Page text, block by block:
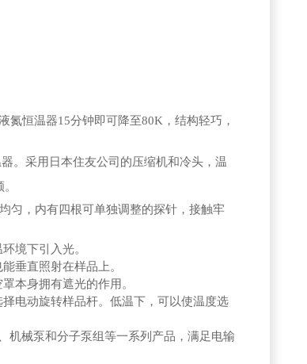
氮恒温器15分钟即可降至80K，结构轻巧，
。采用日本住友公司的压缩机和冷头，温
匀，内有四根可单独调整的探针，接触牢
境下引入光。
垂直照射在样品上。
本身拥有遮光的作用。
电动旋转样品杆。低温下，可以使温度选
机械泵和分子泵组等一系列产品，满足电输